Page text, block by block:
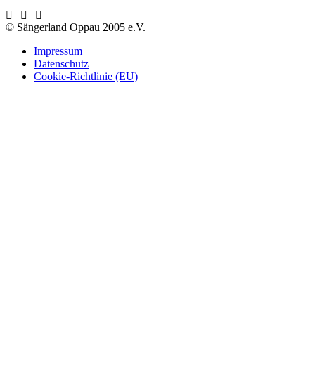
© Sängerland Oppau 2005 e.V.
Impressum
Datenschutz
Cookie-Richtlinie (EU)